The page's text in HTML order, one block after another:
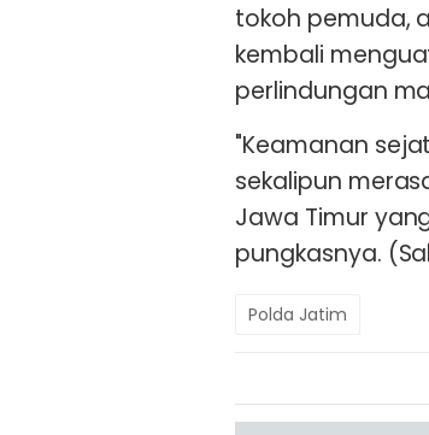
tokoh pemuda,
kembali
perlindungan
"Keamanan
sekalipun
Jawa Timur
pungkasnya.
Polda Jatim